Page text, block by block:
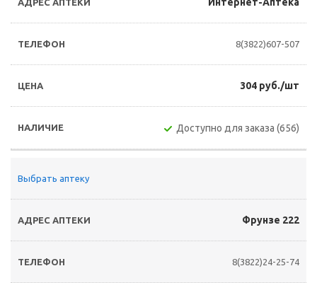
8(3822)607-507
304 руб./шт
Доступно для заказа (656)
Выбрать аптеку
Фрунзе 222
8(3822)24-25-74